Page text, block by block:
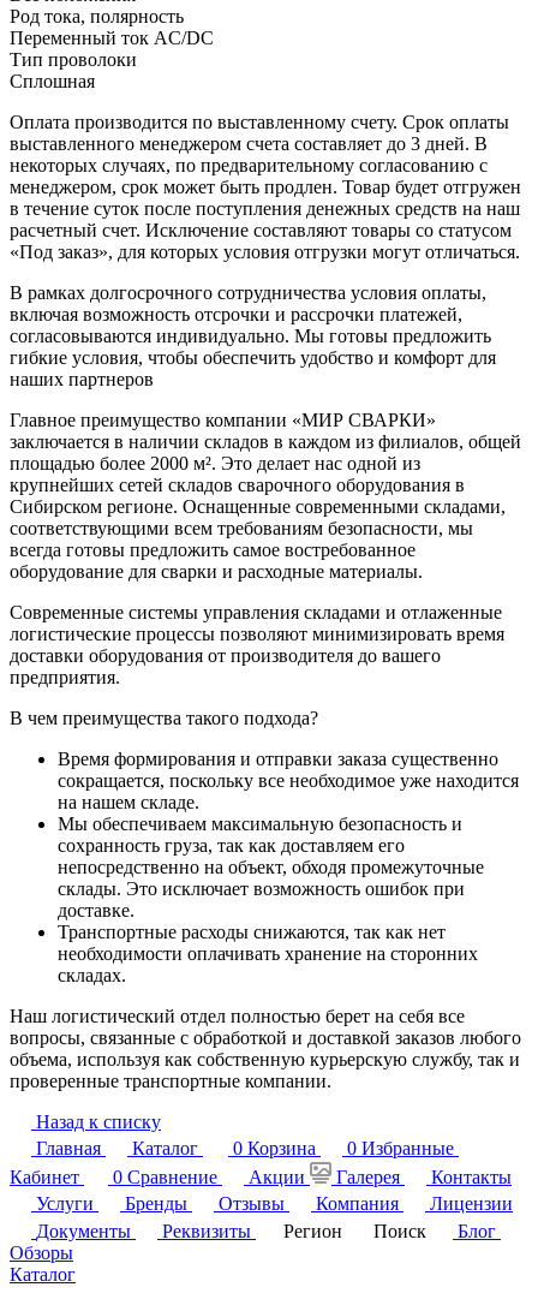
Род тока, полярность
Переменный ток AC/DC
Тип проволоки
Сплошная
Оплата производится по выставленному счету. Срок оплаты
выставленного менеджером счета составляет до 3 дней. В
некоторых случаях, по предварительному согласованию с
менеджером, срок может быть продлен. Товар будет отгружен
в течение суток после поступления денежных средств на наш
расчетный счет. Исключение составляют товары со статусом
«Под заказ», для которых условия отгрузки могут отличаться.
В рамках долгосрочного сотрудничества условия оплаты,
включая возможность отсрочки и рассрочки платежей,
согласовываются индивидуально. Мы готовы предложить
гибкие условия, чтобы обеспечить удобство и комфорт для
наших партнеров
Главное преимущество компании «МИР СВАРКИ»
заключается в наличии складов в каждом из филиалов, общей
площадью более 2000 м². Это делает нас одной из
крупнейших сетей складов сварочного оборудования в
Сибирском регионе. Оснащенные современными складами,
соответствующими всем требованиям безопасности, мы
всегда готовы предложить самое востребованное
оборудование для сварки и расходные материалы.
Современные системы управления складами и отлаженные
логистические процессы позволяют минимизировать время
доставки оборудования от производителя до вашего
предприятия.
В чем преимущества такого подхода?
Время формирования и отправки заказа существенно
сокращается, поскольку все необходимое уже находится
на нашем складе.
Мы обеспечиваем максимальную безопасность и
сохранность груза, так как доставляем его
непосредственно на объект, обходя промежуточные
склады. Это исключает возможность ошибок при
доставке.
Транспортные расходы снижаются, так как нет
необходимости оплачивать хранение на сторонних
складах.
Наш логистический отдел полностью берет на себя все
вопросы, связанные с обработкой и доставкой заказов любого
объема, используя как собственную курьерскую службу, так и
проверенные транспортные компании.
Назад к списку
Главная
Каталог 0 Корзина 0 Избранные
Кабинет
0 Сравнение Акции Галерея
Контакты
Услуги
Бренды Отзывы Компания
Лицензии
Документы
Реквизиты Регион Поиск
Блог
Обзоры
Каталог